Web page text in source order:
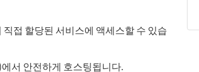
접 할당된 서비스에 액세스할 수 있습
서 안전하게 호스팅됩니다.